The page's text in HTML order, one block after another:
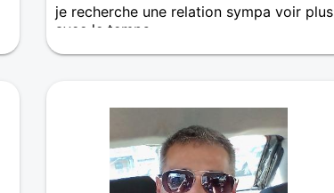
je recherche une relation sympa voir plus
avec le temps